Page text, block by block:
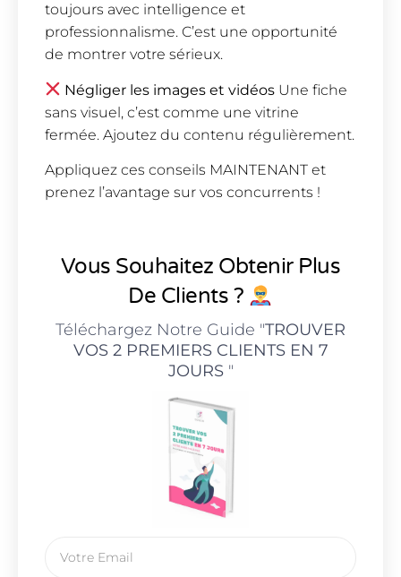
toujours avec intelligence et
professionnalisme. C’est une opportunité
de montrer votre sérieux.
Négliger les images et vidéos Une fiche
sans visuel, c’est comme une vitrine
fermée. Ajoutez du contenu régulièrement.
Appliquez ces conseils MAINTENANT et
prenez l’avantage sur vos concurrents !
Vous Souhaitez Obtenir Plus
De Clients ?
Téléchargez Notre Guide "TROUVER
VOS 2 PREMIERS CLIENTS EN 7
JOURS"